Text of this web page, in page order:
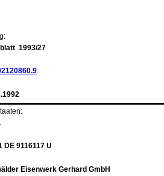
1993/27
DE 9116117 U
Eisenwerk Gerhard GmbH